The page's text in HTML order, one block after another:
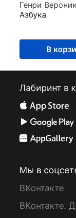
Генри
Азбука
В
Лабиринт в
Мы в
ВКонтакте
ВКонтакте.